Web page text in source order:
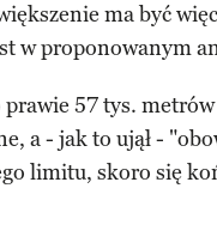
ma być
w proponowanym
57 tys.
a - jak to ujął -
limitu, skoro się